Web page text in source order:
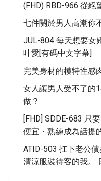
(FHD) RBD-966 從
七件關於男人高潮你
JUL-804 每天想要女
叶愛[有碼中文字幕]
完美身材的模特性感
女人讓男人受不了的
做？
[FHD] SDDE-683 只
便宜・熟練成為話提
ATID-503 扛下老公
清涼服裝待客的我。